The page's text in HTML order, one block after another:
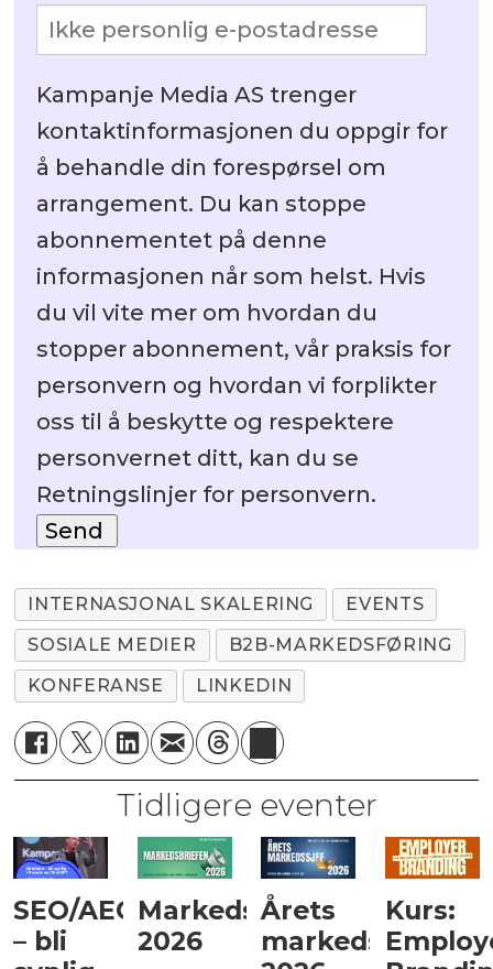
Kampanje Media AS trenger
kontaktinformasjonen du oppgir for
å behandle din forespørsel om
arrangement. Du kan stoppe
abonnementet på denne
informasjonen når som helst. Hvis
du vil vite mer om hvordan du
stopper abonnement, vår praksis for
personvern og hvordan vi forplikter
oss til å beskytte og respektere
personvernet ditt, kan du se
Retningslinjer for personvern.
INTERNASJONAL SKALERING
EVENTS
SOSIALE MEDIER
B2B-MARKEDSFØRING
KONFERANSE
LINKEDIN
Tidligere eventer
SEO/AEO
– bli
Markedsbriefen
2026
Årets
markedssjef
Kurs: